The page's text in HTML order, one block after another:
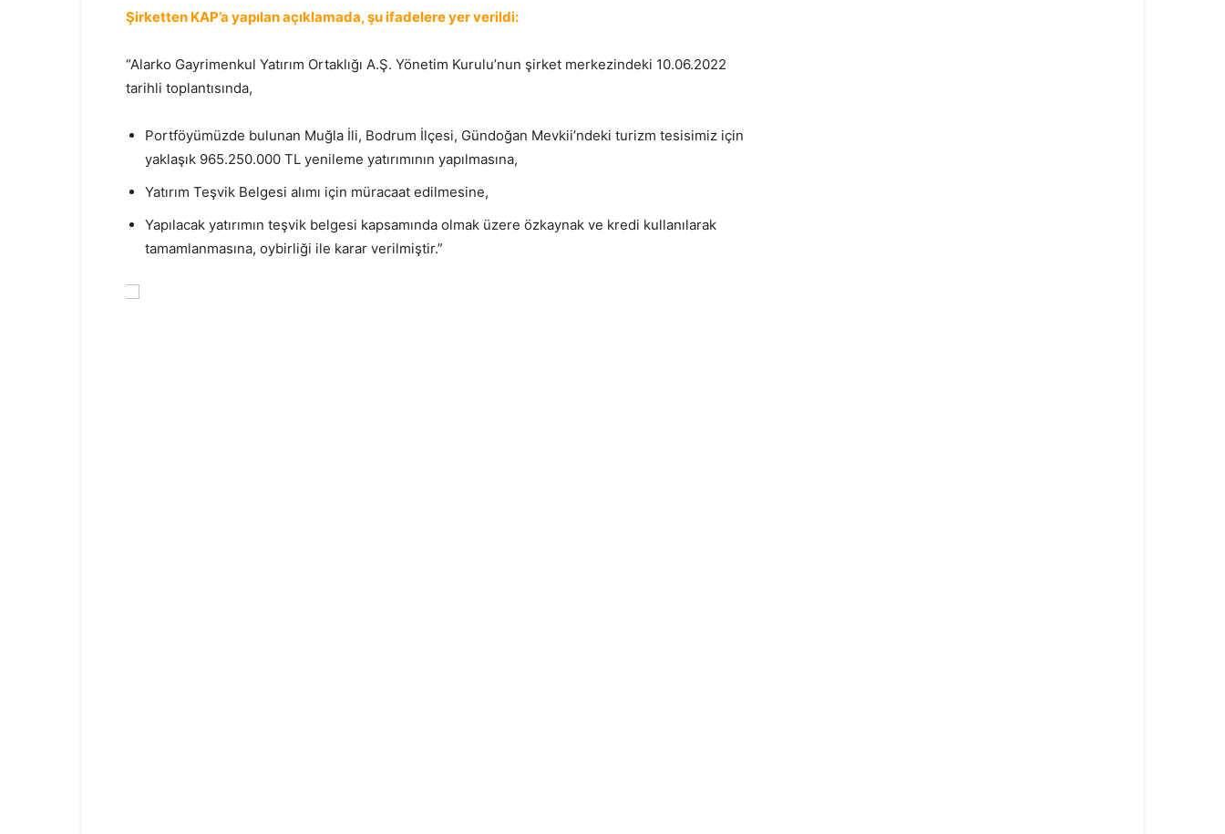
Şirketten KAP’a yapılan açıklamada, şu ifadelere yer verildi:
“Alarko Gayrimenkul Yatırım Ortaklığı A.Ş. Yönetim Kurulu’nun şirket merkezindeki 10.06.2022
tarihli toplantısında,
Portföyümüzde bulunan Muğla İli, Bodrum İlçesi, Gündoğan Mevkii’ndeki turizm tesisimiz için
yaklaşık 965.250.000 TL yenileme yatırımının yapılmasına,
Yatırım Teşvik Belgesi alımı için müracaat edilmesine,
Yapılacak yatırımın teşvik belgesi kapsamında olmak üzere özkaynak ve kredi kullanılarak
tamamlanmasına, oybirliği ile karar verilmiştir.”